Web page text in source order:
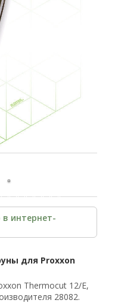
интернет-
для Proxxon
Thermocut 12/E,
28082.